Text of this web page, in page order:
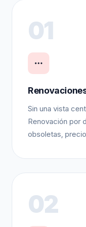
01
Sin una vista
Renovación por
obsoletas,
02